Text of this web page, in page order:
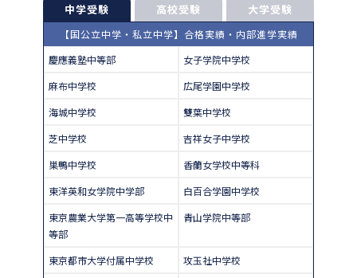
中学受験 高校受験 大学受験
【国公立中学・私立中学】合格実績・内部進学実績
慶應義塾中等部
女子学院中学校
麻布中学校
広尾学園中学校
海城中学校
雙葉中学校
芝中学校
吉祥女子中学校
巣鴨中学校
香蘭女学校中等科
東洋英和女学院中学部
白百合学園中学校
東京農業大学第一高等学校中
等部
青山学院中等部
東京都市大学付属中学校
攻玉社中学校